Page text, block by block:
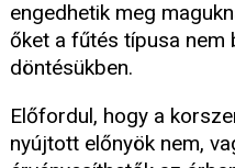
engedhetik meg
őket a fűtés típusa nem
döntésükben.
Előfordul, hogy a
nyújtott előnyök nem,